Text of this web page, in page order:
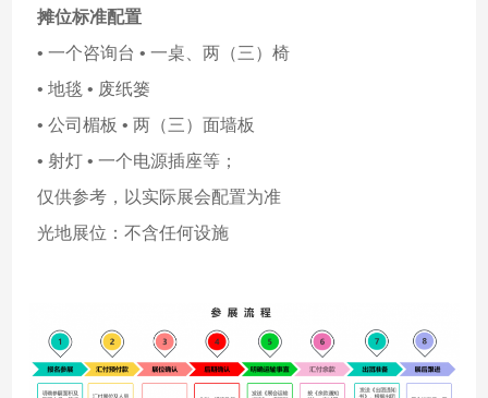
摊位标准配置
• 一个咨询台 • 一桌、两（三）椅
• 地毯 • 废纸篓
• 公司楣板 • 两（三）面墙板
• 射灯 • 一个电源插座等；
仅供参考，以实际展会配置为准
光地展位：不含任何设施